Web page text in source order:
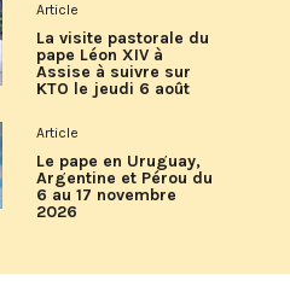
Article
La visite pastorale du
pape Léon XIV à
Assise à suivre sur
KTO le jeudi 6 août
Article
Le pape en Uruguay,
Argentine et Pérou du
6 au 17 novembre
2026